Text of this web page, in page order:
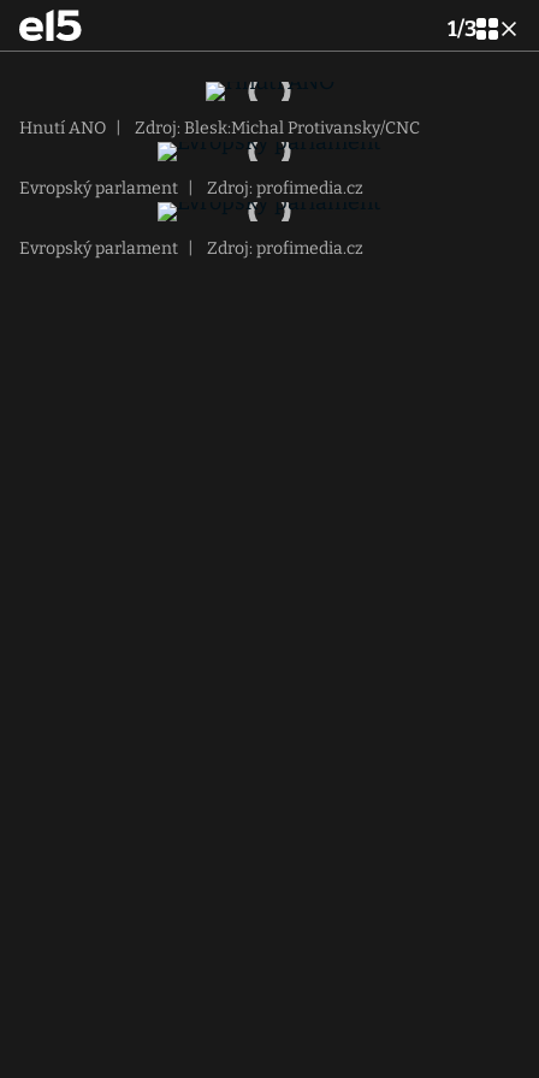
1/3
Hnutí ANO Zdroj: Blesk:Michal Protivansky/CNC
Evropský parlament Zdroj: profimedia.cz
Evropský parlament Zdroj: profimedia.cz